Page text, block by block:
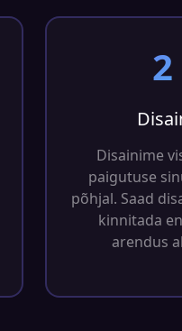
2
Disainime
paigutuse
põhjal. Saad
kinnitada
arendus